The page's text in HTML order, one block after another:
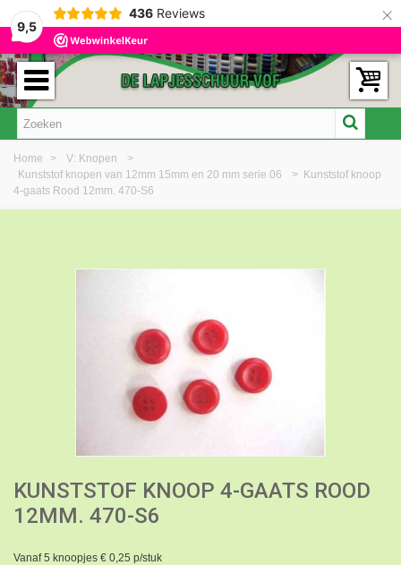
9,5
436 Reviews ×
Home > V: Knopen
>
Kunststof knopen van 12mm 15mm en 20 mm serie 06
> Kunststof knoop
4-gaats Rood 12mm. 470-S6
KUNSTSTOF KNOOP 4-GAATS ROOD
12MM. 470-S6
Vanaf 5 knoopjes € 0,25 p/stuk